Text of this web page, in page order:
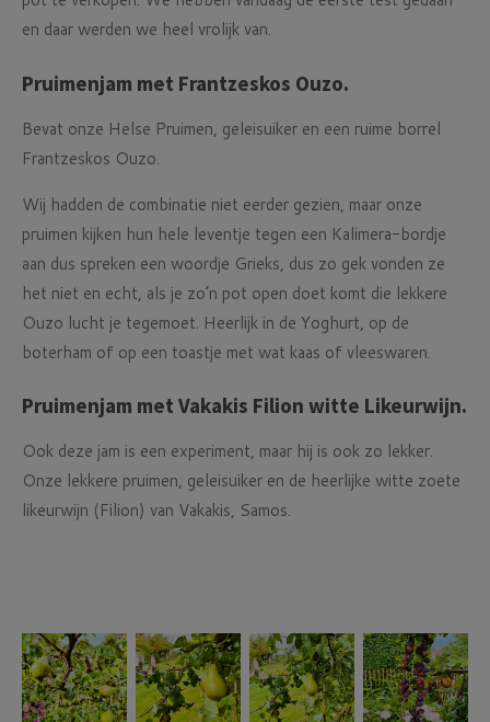
en daar werden we heel vrolijk van.
Pruimenjam met Frantzeskos Ouzo.
Bevat onze Helse Pruimen, geleisuiker en een ruime borrel
Frantzeskos Ouzo.
Wij hadden de combinatie niet eerder gezien, maar onze
pruimen kijken hun hele leventje tegen een Kalimera-bordje
aan dus spreken een woordje Grieks, dus zo gek vonden ze
het niet en echt, als je zo’n pot open doet komt die lekkere
Ouzo lucht je tegemoet. Heerlijk in de Yoghurt, op de
boterham of op een toastje met wat kaas of vleeswaren.
Pruimenjam met Vakakis Filion witte Likeurwijn.
Ook deze jam is een experiment, maar hij is ook zo lekker.
Onze lekkere pruimen, geleisuiker en de heerlijke witte zoete
likeurwijn (Filion) van Vakakis, Samos.